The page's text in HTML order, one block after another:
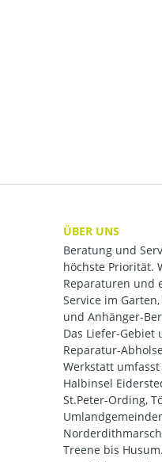
ÜBER UNS
Beratung und
höchste Priorität.
Reparaturen und
Service im
und Anhänger-
Das Liefer-Gebiet
Reparatur-
Werkstatt umfasst
Halbinsel
St.Peter-Ording,
Treene bis